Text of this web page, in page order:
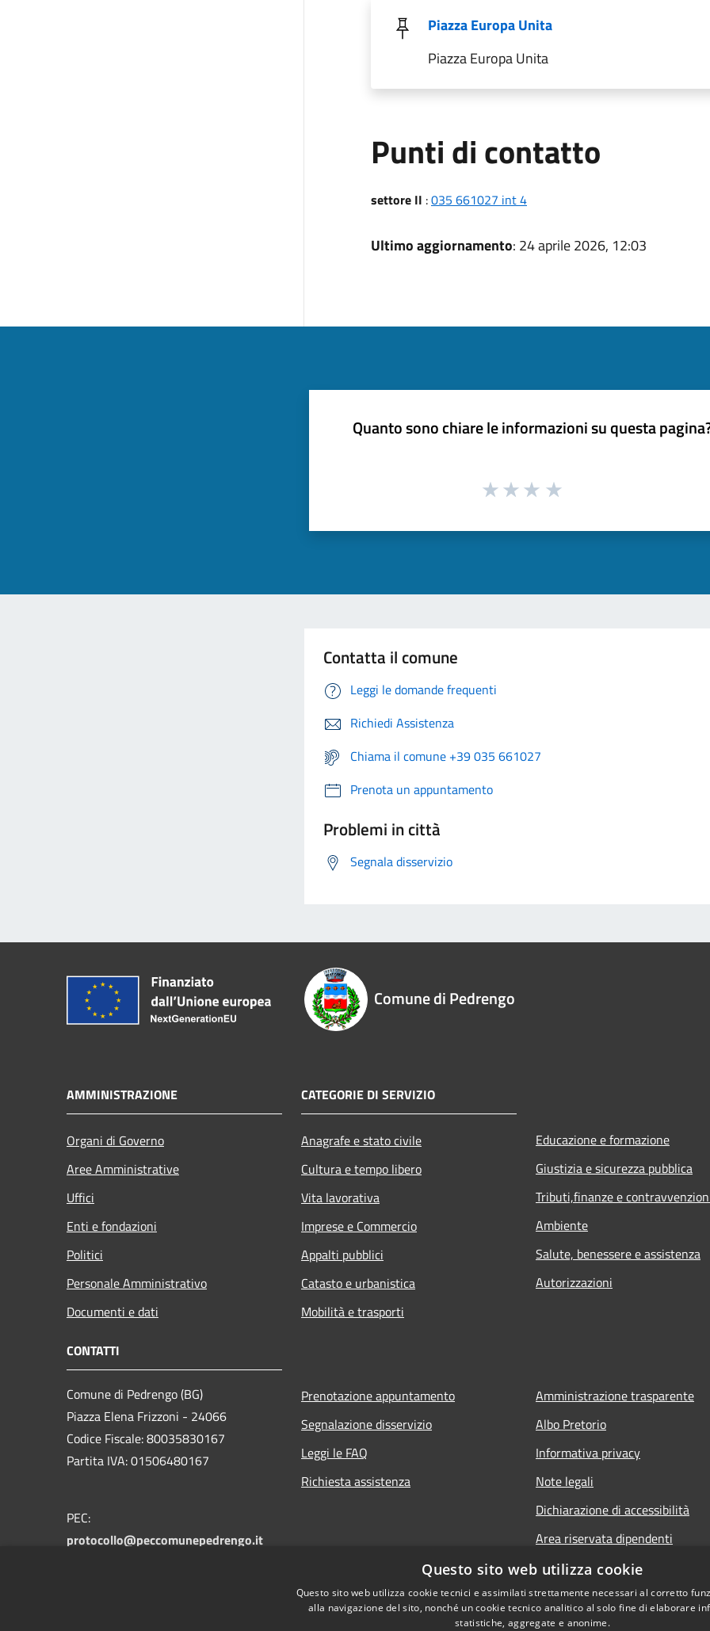
Piazza Europa Unita
Piazza Europa Unita
Punti di contatto
settore II :035 661027 int 4
Ultimo aggiornamento: 24 aprile 2026, 12:03
Quanto sono chiare le informazioni su questa
Contatta il comune
Leggi le domande frequenti
Richiedi Assistenza
Chiama il comune +39 035 661027
Prenota un appuntamento
Problemi in città
Segnala disservizio
Comune di Pedrengo
AMMINISTRAZIONE
Organi di Governo
Aree Amministrative
Uffici
Enti e fondazioni
Politici
Personale Amministrativo
Documenti e dati
CATEGORIE DI SERVIZIO
Anagrafe e stato civile
Cultura e tempo libero
Vita lavorativa
Imprese e Commercio
Appalti pubblici
Catasto e urbanistica
Mobilità e trasporti
Educazione e formazione
Giustizia e sicurezza pubblica
Tributi,finanze e
Ambiente
Salute, benessere e assistenza
Autorizzazioni
CONTATTI
Comune di Pedrengo (BG)
Piazza Elena Frizzoni - 24066
Codice Fiscale: 80035830167
Partita IVA: 01506480167
PEC:
protocollo@peccomunepedrengo.it
Prenotazione appuntamento
Segnalazione disservizio
Leggi le FAQ
Richiesta assistenza
Amministrazione trasparente
Albo Pretorio
Informativa privacy
Note legali
Dichiarazione di accessibilità
Area riservata dipendenti
Questo sito web utilizza cookie
Questo sito web utilizza cookie tecnici e assimilati strettamente necessari al corretto
alla navigazione del sito, nonché un cookie tecnico analitico al solo fine di elaborare
statistiche, aggregate e anonime.